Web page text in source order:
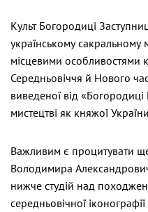
Культ Богородиці
українському сакральному
місцевими особливостями
Середньовіччя й Нового
виведеної від
мистецтві як княжої
Важливим є процитувати
Володимира
нижче студій над
середньовічної